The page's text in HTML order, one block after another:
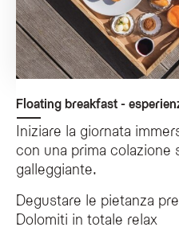
Floating breakfast -
Iniziare la giornata
con una prima colazione
galleggiante.
Degustare le pietanza
Dolomiti in totale relax